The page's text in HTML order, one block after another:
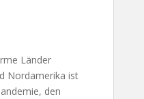
Länder
Nordamerika ist
den